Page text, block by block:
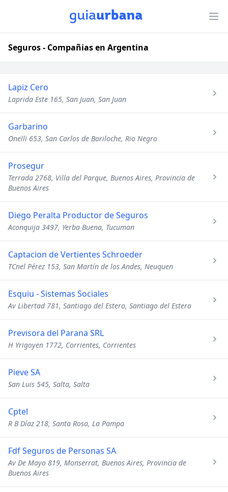
Seguros - Compañias en Argentina
Lapiz Cero
Laprida Este 165, San Juan, San Juan
Garbarino
Onelli 653, San Carlos de Bariloche, Rio Negro
Prosegur
Terrada 2768, Villa del Parque, Buenos Aires, Provincia de
Buenos Aires
Diego Peralta Productor de Seguros
Aconquija 3497, Yerba Buena, Tucuman
Captacion de Vertientes Schroeder
TCnel Pérez 153, San Martín de los Andes, Neuquen
Esquiu - Sistemas Sociales
Av Libertad 781, Santiago del Estero, Santiago del Estero
Previsora del Parana SRL
H Yrigoyen 1772, Corrientes, Corrientes
Pieve SA
San Luis 545, Salta, Salta
Cptel
R B Díaz 218, Santa Rosa, La Pampa
Fdf Seguros de Personas SA
Av De Mayo 819, Monserrat, Buenos Aires, Provincia de
Buenos Aires